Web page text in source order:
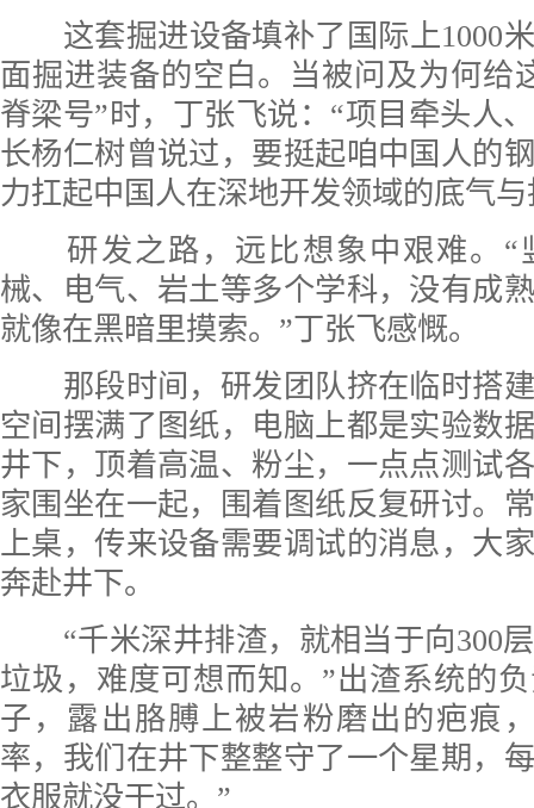
这套掘进设备填补了国际上1000
面掘进装备的空白。当被问及为何给
脊梁号”时，丁张飞说：“项目牵头人
长杨仁树曾说过，要挺起咱中国人的
力扛起中国人在深地开发领域的底气与
研发之路，远比想象中艰难。“
械、电气、岩土等多个学科，没有成
就像在黑暗里摸索。”丁张飞感慨。
那段时间，研发团队挤在临时搭建
空间摆满了图纸，电脑上都是实验数
井下，顶着高温、粉尘，一点点测试
家围坐在一起，围着图纸反复研讨。
上桌，传来设备需要调试的消息，大
奔赴井下。
“千米深井排渣，就相当于向300
垃圾，难度可想而知。”出渣系统的
子，露出胳膊上被岩粉磨出的疤痕
率，我们在井下整整守了一个星期，
衣服就没干过。”